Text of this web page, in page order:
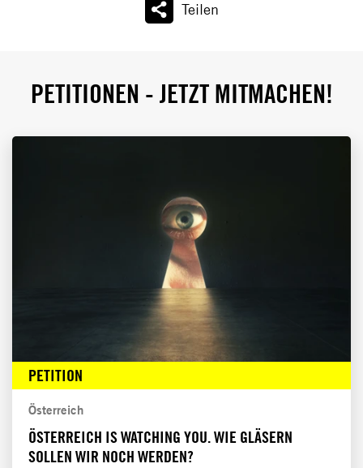
Teilen
PETITIONEN - JETZT MITMACHEN!
PETITION
Österreich
ÖSTERREICH IS WATCHING YOU. WIE GLÄSERN
SOLLEN WIR NOCH WERDEN?